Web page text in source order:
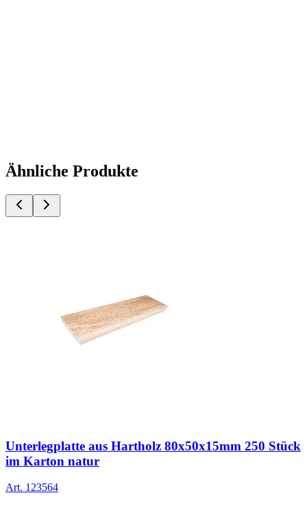
Ähnliche Produkte
Unterlegplatte aus Hartholz 80x50x15mm 250 Stück
im Karton natur
Art. 123564